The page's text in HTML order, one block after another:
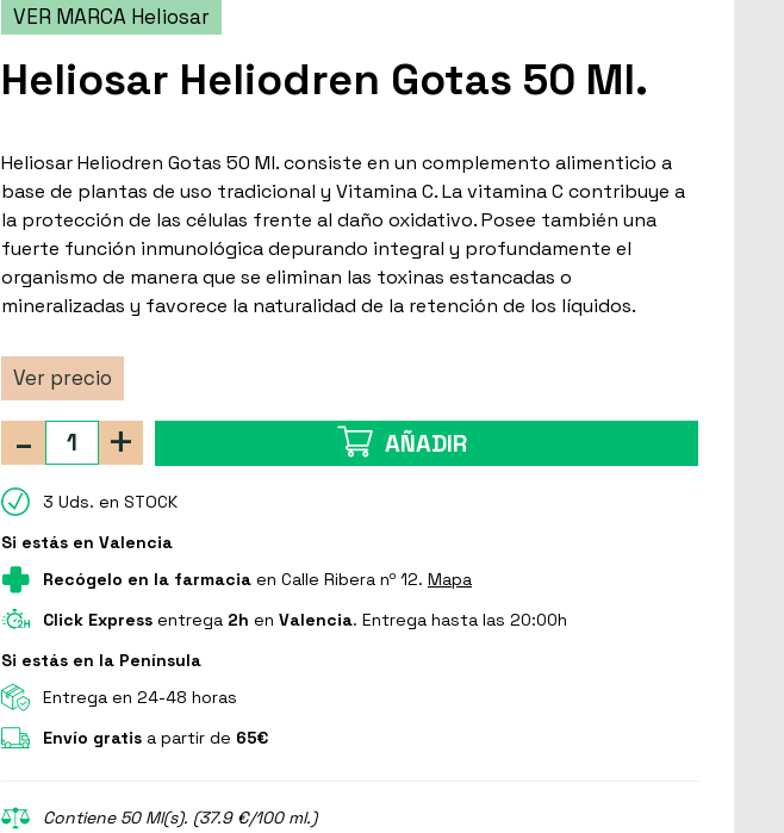
VER MARCA Heliosar
Heliosar Heliodren Gotas 50 Ml.
Heliosar Heliodren Gotas 50 Ml. consiste en un complemento alimenticio a
base de plantas de uso tradicional y Vitamina C. La vitamina C contribuye a
la protección de las células frente al daño oxidativo. Posee también una
fuerte función inmunológica depurando integral y profundamente el
organismo de manera que se eliminan las toxinas estancadas o
mineralizadas y favorece la naturalidad de la retención de los líquidos.
Ver precio
+
- AÑADIR
3 Uds. en STOCK
Si estás en Valencia
Recógelo en la farmacia en Calle Ribera nº 12. Mapa
Click Express entrega 2h en Valencia. Entrega hasta las 20:00h
Si estás en la Península
Entrega en 24-48 horas
Envío gratis a partir de 65€
Contiene 50 Ml(s). (37.9 €/100 ml.)